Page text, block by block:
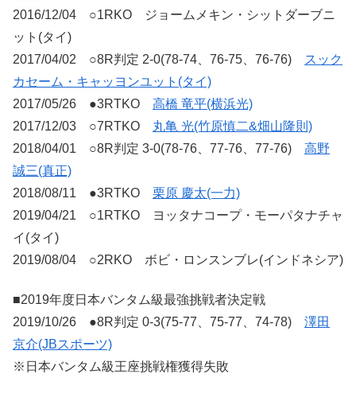
2016/12/04 ○1RKO ジョームメキン・シットダーブニ
ット(タイ)
2017/04/02 ○8R判定 2-0(78-74、76-75、76-76)
スック
カセーム・キャッヨンユット(タイ)
2017/05/26 ●3RTKO 高橋 竜平(横浜光)
2017/12/03 ○7RTKO 丸亀 光(竹原慎二&畑山隆則)
2018/04/01 ○8R判定 3-0(78-76、77-76、77-76) 高野
誠三(真正)
2018/08/11 ●3RTKO 栗原 慶太(一力)
2019/04/21 ○1RTKO ヨッタナコープ・モーパタナチャ
イ(タイ)
2019/08/04 ○2RKO ボビ・ロンスンブレ(インドネシア)
■2019年度日本バンタム級最強挑戦者決定戦
2019/10/26 ●8R判定 0-3(75-77、75-77、74-78) 澤田
京介(JBスポーツ)
※日本バンタム級王座挑戦権獲得失敗